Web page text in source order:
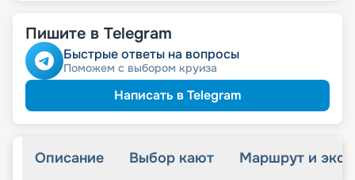
Пишите в Telegram
Быстрые ответы на вопросы
Поможем с выбором круиза
Написать в Telegram
Описание Выбор кают Маршрут и